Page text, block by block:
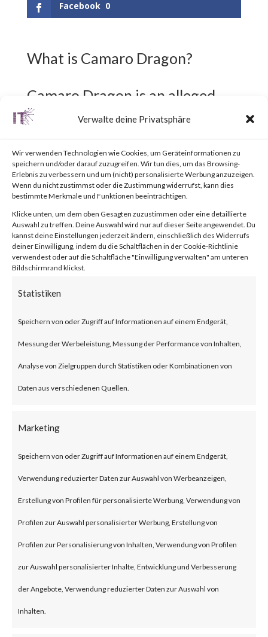
Verwalte deine Privatsphäre
Wir verwenden Technologien wie Cookies, um Geräteinformationen zu
speichern und/oder darauf zuzugreifen. Wir tun dies, um das Browsing-
Erlebnis zu verbessern und um (nicht) personalisierte Werbung anzuzeigen.
Wenn du nicht zustimmst oder die Zustimmung widerrufst, kann dies
bestimmte Merkmale und Funktionen beeinträchtigen.
Klicke unten, um dem oben Gesagten zuzustimmen oder eine detaillierte
Auswahl zu treffen. Deine Auswahl wird nur auf dieser Seite angewendet. Du
kannst deine Einstellungen jederzeit ändern, einschließlich des Widerrufs
deiner Einwilligung, indem du die Schaltflächen in der Cookie-Richtlinie
verwendest oder auf die Schaltfläche "Einwilligung verwalten" am unteren
Bildschirmrand klickst.
Statistiken
Speichern von oder Zugriff auf Informationen auf einem Endgerät,
Messung der Werbeleistung, Messung der Performance von Inhalten,
Analyse von Zielgruppen durch Statistiken oder Kombinationen von
Daten aus verschiedenen Quellen.
Marketing
Speichern von oder Zugriff auf Informationen auf einem Endgerät,
Verwendung reduzierter Daten zur Auswahl von Werbeanzeigen,
Erstellung von Profilen für personalisierte Werbung, Verwendung von
Profilen zur Auswahl personalisierter Werbung, Erstellung von
Profilen zur Personalisierung von Inhalten, Verwendung von Profilen
zur Auswahl personalisierter Inhalte, Entwicklung und Verbesserung
der Angebote, Verwendung reduzierter Daten zur Auswahl von
Inhalten.
Facebook 0
What is Camaro Dragon?
Camaro Dragon is an alleged
Chinese threat actor that has a
affairs of organizations within
Europe. Their activities show
similarities with the Chinese
“Mustang Panda” APT group.
What is the Attack?
Camaro Dragon targeted
European foreign affairs
organizations using the Horse
Shell backdoor malware hidden
in modified firmware for TP-Link
infection vector has not been
identified, the threat actor likely
exploited vulnerabilities in TP-
Link routers or leveraged weak
passwords.
The Horse Shell backdoor is
capable of performing variety
of tasks such as collecting
system information and sending